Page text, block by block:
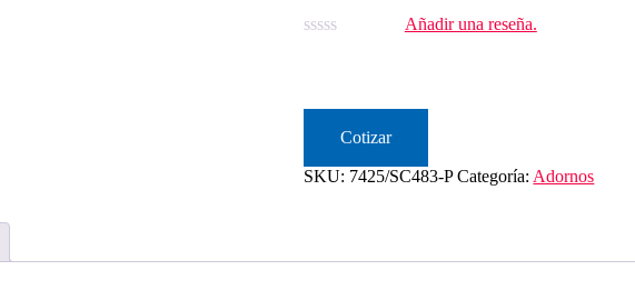
Añadir una reseña.
Cotizar
SKU: 7425/SC483-P Categoría: Adornos